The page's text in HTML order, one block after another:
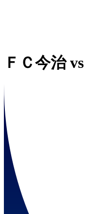
ＦＣ今治vs